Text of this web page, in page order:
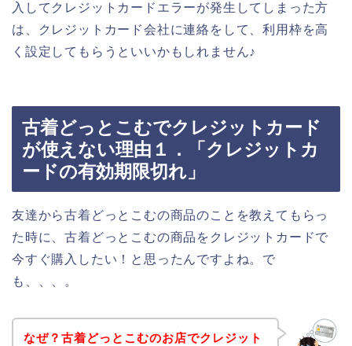
入してクレジットカードエラーが発生してしまった方
は、クレジットカード会社に連絡をして、利用枠を高
く設定してもらうといいかもしれません♪
古着どっとこむでクレジットカード
が使えない理由１．「クレジットカ
ードの有効期限切れ」
友達から古着どっとこむの商品のことを教えてもらっ
た時に、古着どっとこむの商品をクレジットカードで
今すぐ購入したい！と思ったんですよね。で
も、、、。
なぜ？古着どっとこむのお店でクレジット